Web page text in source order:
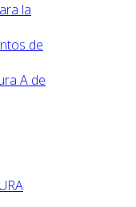
la
de
A de